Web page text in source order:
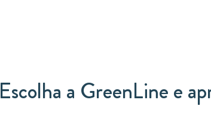
Escolha a GreenLine e